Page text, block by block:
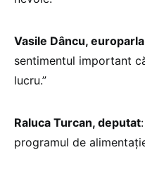
Vasile Dâncu,
sentimentul important
lucru.”
Raluca Turcan, deputat
programul de